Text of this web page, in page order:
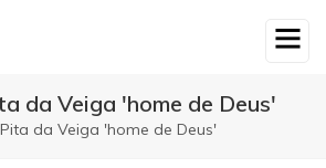
da Veiga 'home de Deus'
da Veiga 'home de Deus'